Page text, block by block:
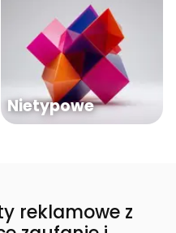
Nietypowe
reklamowe z